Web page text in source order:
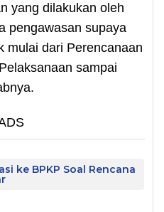
yang dilakukan oleh
pengawasan supaya
mulai dari Perencanaan
sampai
ke BPKP Soal Rencana